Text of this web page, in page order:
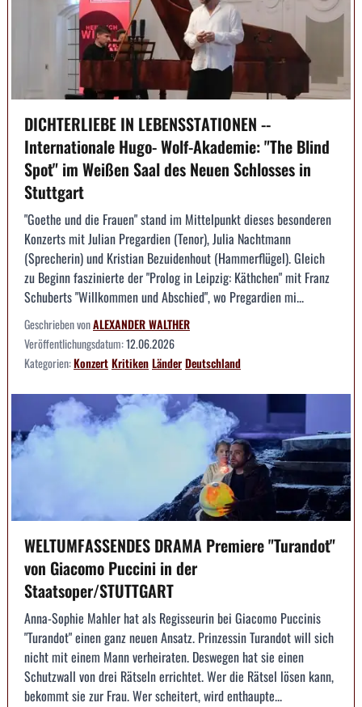
DICHTERLIEBE IN LEBENSSTATIONEN --
Internationale Hugo- Wolf-Akademie: "The Blind
Spot" im Weißen Saal des Neuen Schlosses in
Stuttgart
"Goethe und die Frauen" stand im Mittelpunkt dieses besonderen
Konzerts mit Julian Pregardien (Tenor), Julia Nachtmann
(Sprecherin) und Kristian Bezuidenhout (Hammerflügel). Gleich
zu Beginn faszinierte der "Prolog in Leipzig: Käthchen" mit Franz
Schuberts "Willkommen und Abschied", wo Pregardien mi...
Geschrieben vonALEXANDER WALTHER
Veröffentlichungsdatum:12.06.2026
Kategorien:KonzertKritikenLänderDeutschland
WELTUMFASSENDES DRAMA Premiere "Turandot"
von Giacomo Puccini in der
Staatsoper/STUTTGART
Anna-Sophie Mahler hat als Regisseurin bei Giacomo Puccinis
"Turandot" einen ganz neuen Ansatz. Prinzessin Turandot will sich
nicht mit einem Mann verheiraten. Deswegen hat sie einen
Schutzwall von drei Rätseln errichtet. Wer die Rätsel lösen kann,
bekommt sie zur Frau. Wer scheitert, wird enthaupte...